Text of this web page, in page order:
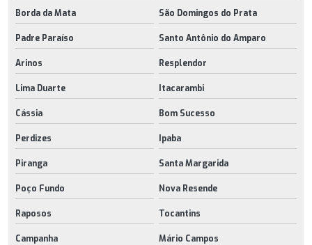
Borda da Mata São Domingos do Prata
Padre Paraíso Santo Antônio do Amparo
Arinos Resplendor
Lima Duarte Itacarambi
Cássia Bom Sucesso
Perdizes Ipaba
Piranga Santa Margarida
Poço Fundo Nova Resende
Raposos Tocantins
Campanha Mário Campos